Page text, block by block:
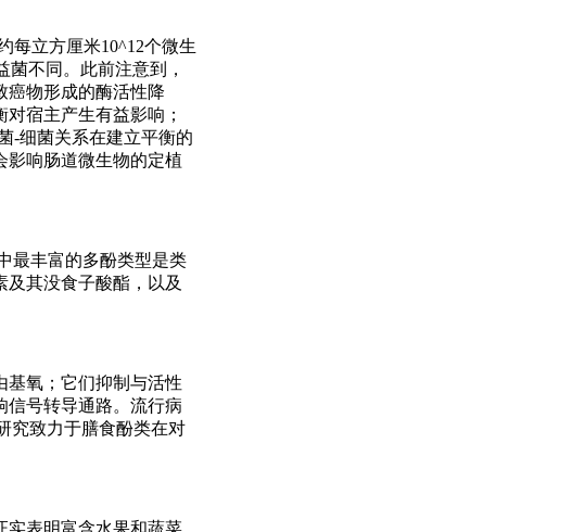
每立方厘米10^12个微生
不同。此前注意到，
癌物形成的酶活性降
宿主产生有益影响；
-细菌关系在建立平衡的
影响肠道微生物的定植
最丰富的多酚类型是类
其没食子酸酯，以及
基氧；它们抑制与活性
信号转导通路。流行病
究致力于膳食酚类在对
实表明富含水果和蔬菜